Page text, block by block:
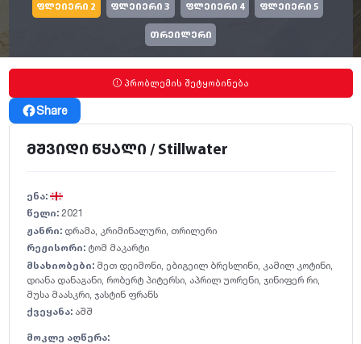
ფლეიერი 2 ფლეიერი 3 ფლეიერი 4 ფლეიერი 5
თრეილერი
პრობლემის შეტყობინება
Share
მშვიდი წყალი / Stillwater
ენა:
წელი: 2021
ჟანრი: დრამა, კრიმინალური, თრილერი
რეჟისორი: ტომ მაკარტი
მსახიობები: მეთ დეიმონი, ებიგეილ ბრესლინი, კამილ კოტინი,
დიანა დანაგანი, რობერტ პიტერსი, აპრილ უორენი, ჯინიფერ რი,
მუსა მაასკრი, ჯასტინ ფრანს
ქვეყანა: აშშ
მოკლე აღწერა: